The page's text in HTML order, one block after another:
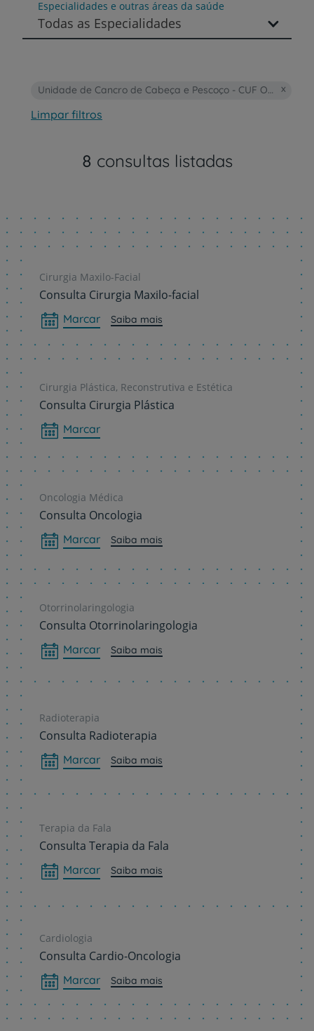
Especialidades e outras áreas da saúde
Todas as Especialidades
Unidade de Cancro de Cabeça e Pescoço - CUF Oncologia
Limpar filtros
8 consultas listadas
Cirurgia Maxilo-Facial
Consulta Cirurgia Maxilo-facial
Marcar Saiba mais
Cirurgia Plástica, Reconstrutiva e Estética
Consulta Cirurgia Plástica
Marcar
Oncologia Médica
Consulta Oncologia
Marcar Saiba mais
Otorrinolaringologia
Consulta Otorrinolaringologia
Marcar Saiba mais
Radioterapia
Consulta Radioterapia
Marcar Saiba mais
Terapia da Fala
Consulta Terapia da Fala
Marcar Saiba mais
Cardiologia
Consulta Cardio-Oncologia
Marcar Saiba mais